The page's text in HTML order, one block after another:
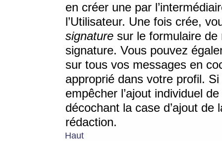
en créer une par
l’Utilisateur. Une fois crée,
signature sur le formulaire de
signature. Vous pouvez
sur tous vos messages en
approprié dans votre profil.
empêcher l’ajout individuel
décochant la case d’ajout
rédaction.
Haut